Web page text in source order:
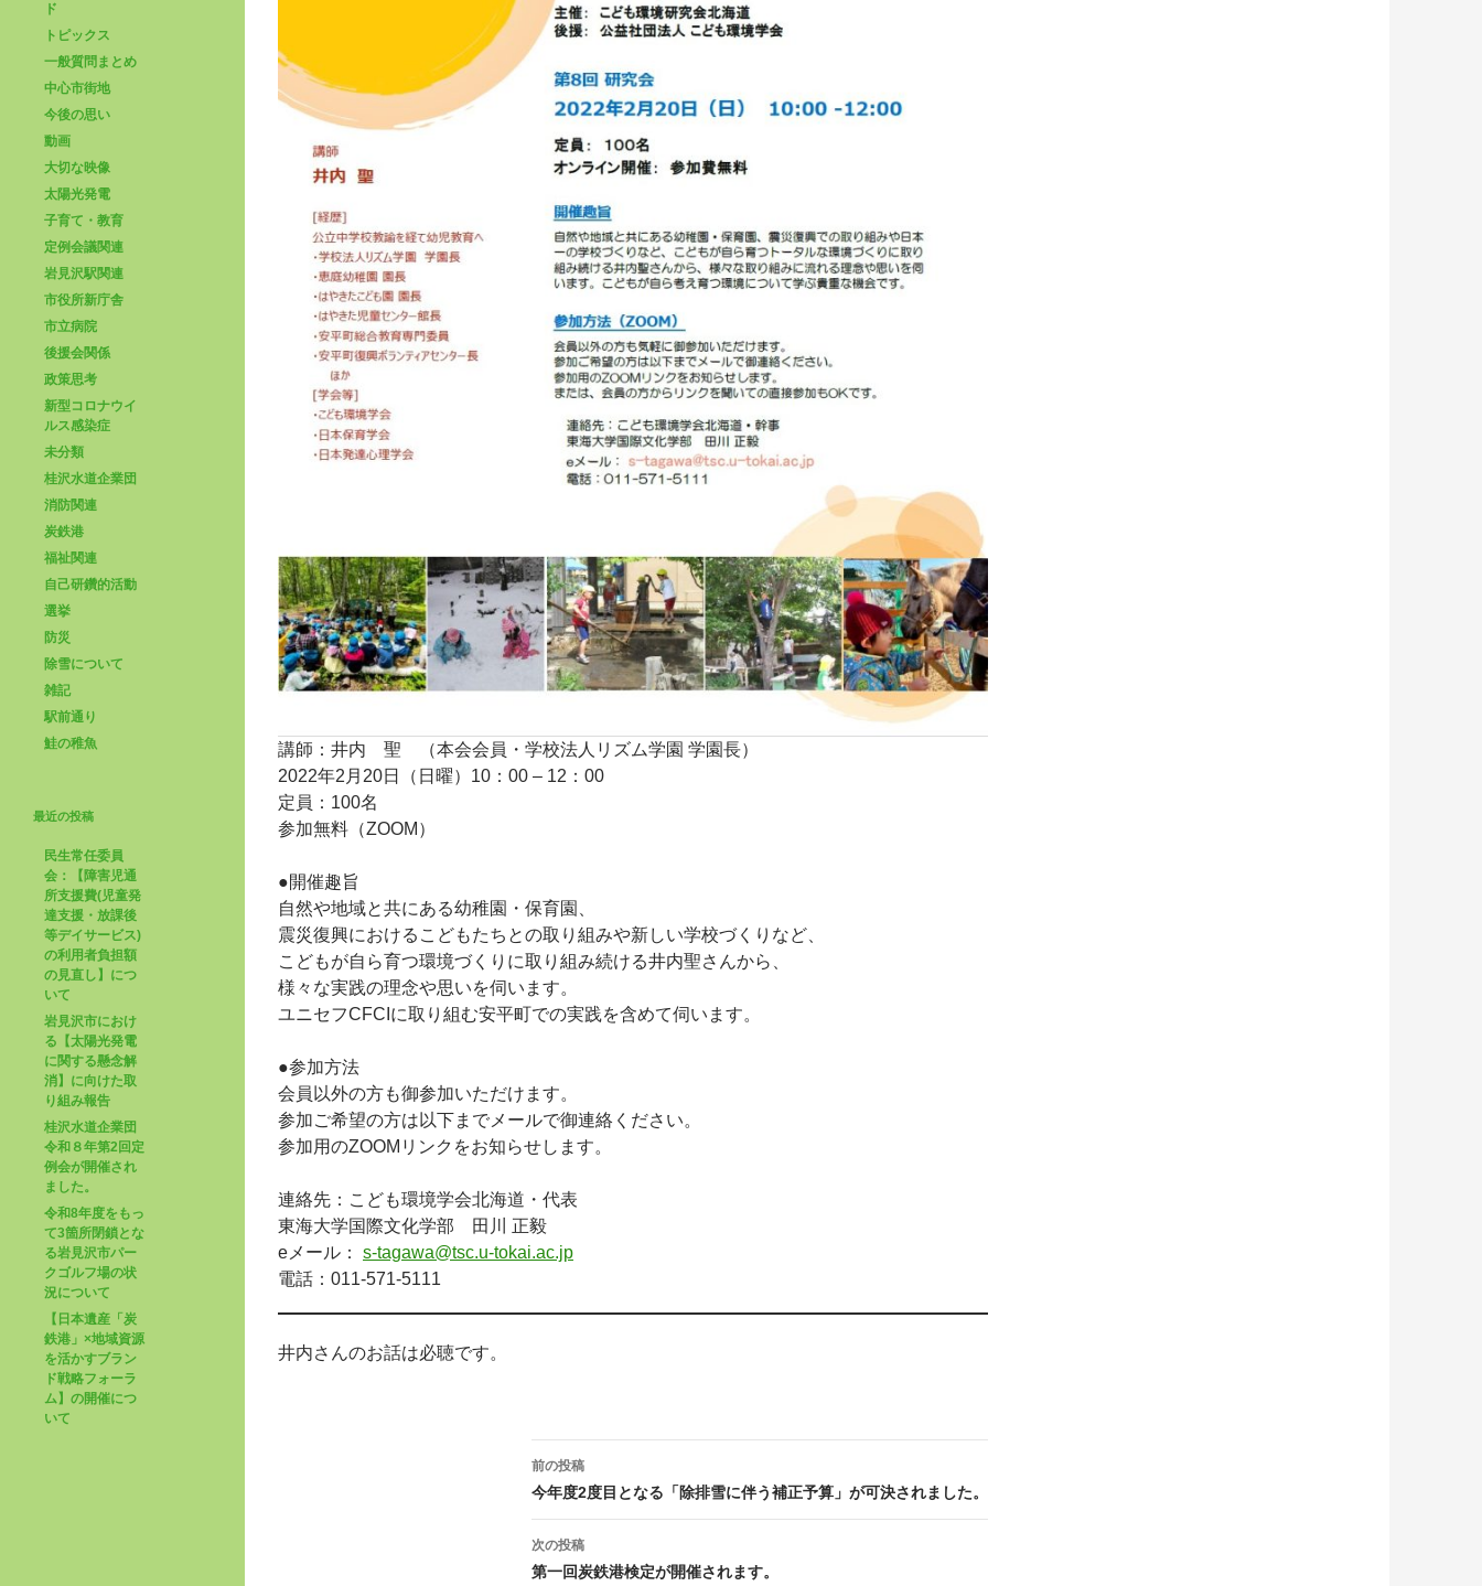
講師：井内 聖 （本会会員・学校法人リズム学園 学園長）
2022年2月20日（日曜）10：00 – 12：00
定員：100名
参加無料（ZOOM）
●開催趣旨
自然や地域と共にある幼稚園・保育園、
震災復興におけるこどもたちとの取り組みや新しい学校づくりなど
こどもが自ら育つ環境づくりに取り組み続ける井内聖さんから、
様々な実践の理念や思いを伺います。
ユニセフCFCIに取り組む安平町での実践を含めて伺います。
●参加方法
会員以外の方も御参加いただけます。
参加ご希望の方は以下までメールで御連絡ください。
参加用のZOOMリンクをお知らせします。
連絡先：こども環境学会北海道・代表
東海大学国際文化学部 田川 正毅
eメール： s-tagawa@tsc.u-tokai.ac.jp
電話：011-571-5111
井内さんのお話は必聴です。
稿
ビ
ゲ
前の投稿
今年度2度目となる「除排雪に伴う補正予算」が可決されました。
次の投稿
第一回炭鉄港検定が開催されます。
ド
トピックス
一般質問まとめ
中心市街地
今後の思い
動画
大切な映像
太陽光発電
子育て・教育
定例会議関連
岩見沢駅関連
市役所新庁舎
市立病院
後援会関係
政策思考
新型コロナウイ
ルス感染症
未分類
桂沢水道企業団
消防関連
炭鉄港
福祉関連
自己研鑽的活動
選挙
防災
除雪について
雑記
駅前通り
鮭の稚魚
最近の投稿
民生常任委員
会：【障害児通
所支援費(児童発
達支援・放課後
等デイサービス)
の利用者負担額
の見直し】につ
いて
岩見沢市におけ
る【太陽光発電
に関する懸念解
消】に向けた取
り組み報告
桂沢水道企業団
令和８年第2回定
例会が開催され
ました。
令和8年度をもっ
て3箇所閉鎖とな
る岩見沢市パー
クゴルフ場の状
況について
【日本遺産「炭
鉄港」×地域資源
を活かすブラン
ド戦略フォーラ
ム】の開催につ
いて